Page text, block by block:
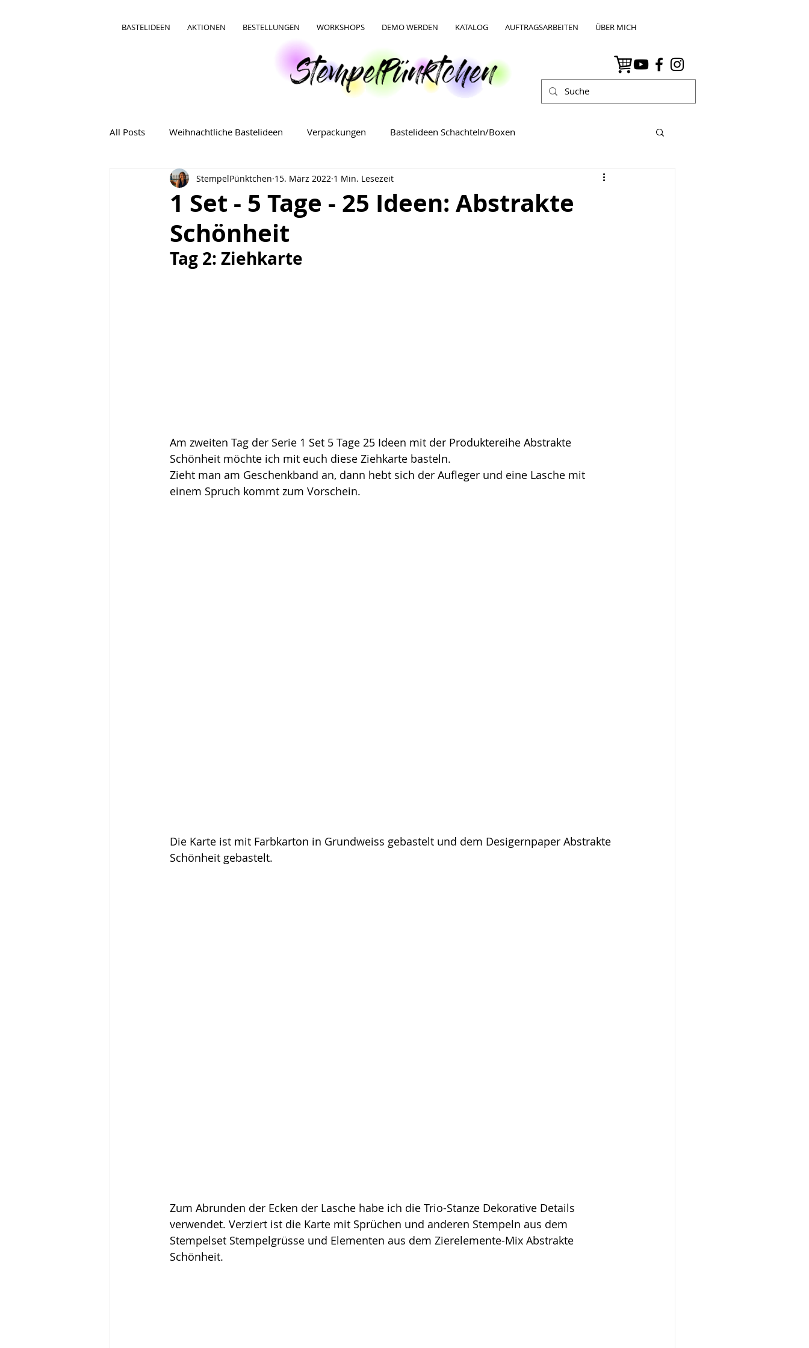
BASTELIDEEN AKTIONEN BESTELLUNGEN WORKSHOPS DEMO WERDEN KATALOG AUFTRAGSARBEITEN ÜBER MICH
All Posts Weihnachtliche Bastelideen Verpackungen Bastelideen Schachteln/Boxen
Bastelideen Besondere Karten Bastelideen Verpackungen
1 Set - 5 Tage - 25 Ideen: Abstrakte
Schönheit
StempelPünktchen 15. März 2022 1 Min. Lesezeit
Tag 2: Ziehkarte
Am zweiten Tag der Serie 1 Set 5 Tage 25 Ideen mit der Produktereihe Abstrakte
Schönheit möchte ich mit euch diese Ziehkarte basteln.
Zieht man am Geschenkband an, dann hebt sich der Aufleger und eine Lasche mit
einem Spruch kommt zum Vorschein.
Die Karte ist mit Farbkarton in Grundweiss gebastelt und dem Desigernpaper Abstrakte
Schönheit gebastelt.
Zum Abrunden der Ecken der Lasche habe ich die Trio-Stanze Dekorative Details
verwendet. Verziert ist die Karte mit Sprüchen und anderen Stempeln aus dem
Stempelset Stempelgrüsse und Elementen aus dem Zierelemente-Mix Abstrakte
Schönheit.